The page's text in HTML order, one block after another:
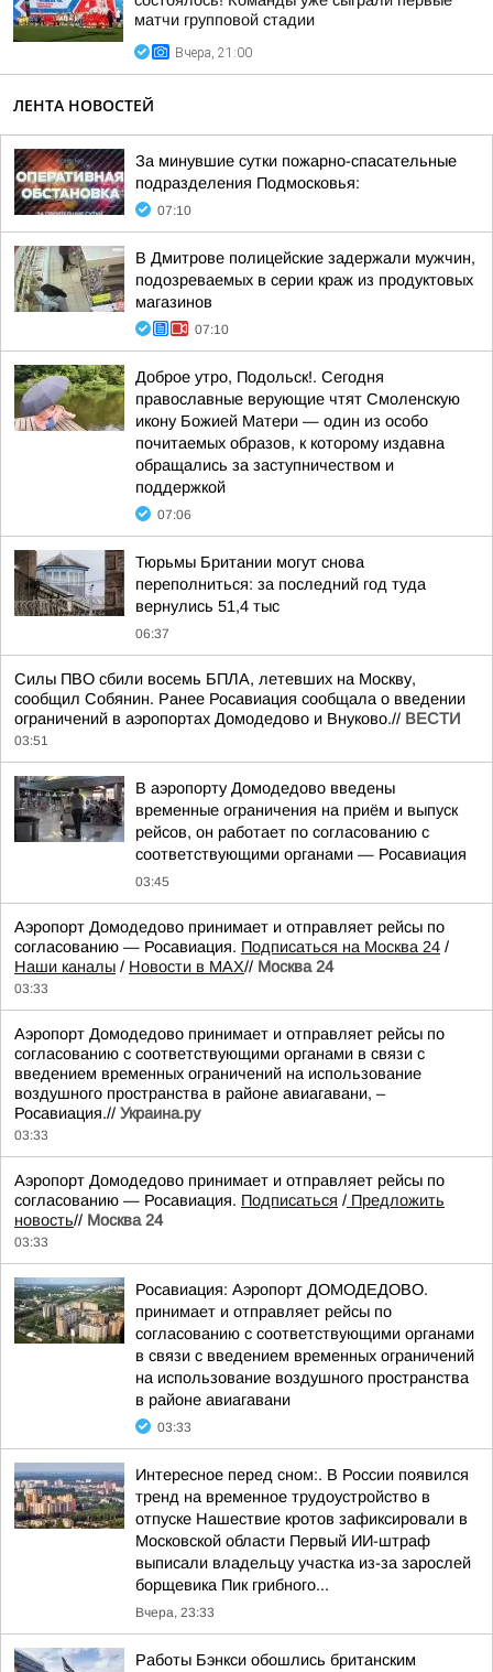
матчи групповой стадии
Вчера, 21:00
ЛЕНТА НОВОСТЕЙ
За минувшие сутки пожарно-спасательные
подразделения Подмосковья:
07:10
В Дмитрове полицейские задержали мужчин,
подозреваемых в серии краж из продуктовых
магазинов
07:10
Доброе утро, Подольск!. Сегодня
православные верующие чтят Смоленскую
икону Божией Матери — один из особо
почитаемых образов, к которому издавна
обращались за заступничеством и
поддержкой
07:06
Тюрьмы Британии могут снова
переполниться: за последний год туда
вернулись 51,4 тыс
06:37
Силы ПВО сбили восемь БПЛА, летевших на Москву,
сообщил Собянин. Ранее Росавиация сообщала о введении
ограничений в аэропортах Домодедово и Внуково.// ВЕСТИ
03:51
В аэропорту Домодедово введены
временные ограничения на приём и выпуск
рейсов, он работает по согласованию с
соответствующими органами — Росавиация
03:45
Аэропорт Домодедово принимает и отправляет рейсы по
согласованию — Росавиация. Подписаться на Москва 24 /
Наши каналы / Новости в MAX// Москва 24
03:33
Аэропорт Домодедово принимает и отправляет рейсы по
согласованию с соответствующими органами в связи с
введением временных ограничений на использование
воздушного пространства в районе авиагавани, –
Росавиация.// Украина.ру
03:33
Аэропорт Домодедово принимает и отправляет рейсы по
согласованию — Росавиация. Подписаться / Предложить
новость// Москва 24
03:33
Росавиация: Аэропорт ДОМОДЕДОВО.
принимает и отправляет рейсы по
согласованию с соответствующими органами
в связи с введением временных ограничений
на использование воздушного пространства
в районе авиагавани
03:33
Интересное перед сном:. В России появился
тренд на временное трудоустройство в
отпуске Нашествие кротов зафиксировали в
Московской области Первый ИИ-штраф
выписали владельцу участка из-за зарослей
борщевика Пик грибного...
Вчера, 23:33
Работы Бэнкси обошлись британским